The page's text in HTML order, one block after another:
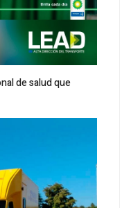
de salud que